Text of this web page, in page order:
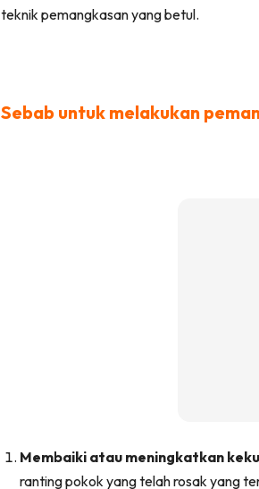
teknik pemangkasan yang betul.
Sebab untuk melakukan
Membaiki atau meningkatkan
ranting pokok yang telah rosak yang